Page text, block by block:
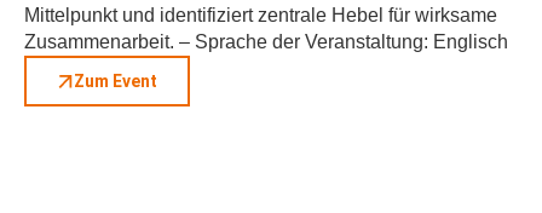
Mittelpunkt und identifiziert zentrale Hebel für wirksame
Zusammenarbeit. – Sprache der Veranstaltung: Englisch
Zum Event